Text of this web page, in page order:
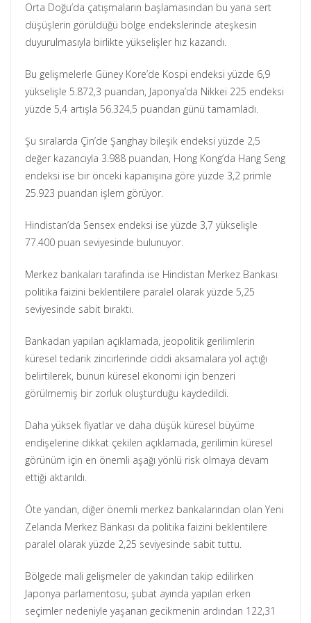
Orta Doğu’da çatışmaların başlamasından bu yana sert
düşüşlerin görüldüğü bölge endekslerinde ateşkesin
duyurulmasıyla birlikte yükselişler hız kazandı.
Bu gelişmelerle Güney Kore’de Kospi endeksi yüzde 6,9
yükselişle 5.872,3 puandan, Japonya’da Nikkei 225 endeksi
yüzde 5,4 artışla 56.324,5 puandan günü tamamladı.
Şu sıralarda Çin’de Şanghay bileşik endeksi yüzde 2,5
değer kazancıyla 3.988 puandan, Hong Kong’da Hang Seng
endeksi ise bir önceki kapanışına göre yüzde 3,2 primle
25.923 puandan işlem görüyor.
Hindistan’da Sensex endeksi ise yüzde 3,7 yükselişle
77.400 puan seviyesinde bulunuyor.
Merkez bankaları tarafında ise Hindistan Merkez Bankası
politika faizini beklentilere paralel olarak yüzde 5,25
seviyesinde sabit bıraktı.
Bankadan yapılan açıklamada, jeopolitik gerilimlerin
küresel tedarik zincirlerinde ciddi aksamalara yol açtığı
belirtilerek, bunun küresel ekonomi için benzeri
görülmemiş bir zorluk oluşturduğu kaydedildi.
Daha yüksek fiyatlar ve daha düşük küresel büyüme
endişelerine dikkat çekilen açıklamada, gerilimin küresel
görünüm için en önemli aşağı yönlü risk olmaya devam
ettiği aktarıldı.
Öte yandan, diğer önemli merkez bankalarından olan Yeni
Zelanda Merkez Bankası da politika faizini beklentilere
paralel olarak yüzde 2,25 seviyesinde sabit tuttu.
Bölgede mali gelişmeler de yakından takip edilirken
Japonya parlamentosu, şubat ayında yapılan erken
seçimler nedeniyle yaşanan gecikmenin ardından 122,31